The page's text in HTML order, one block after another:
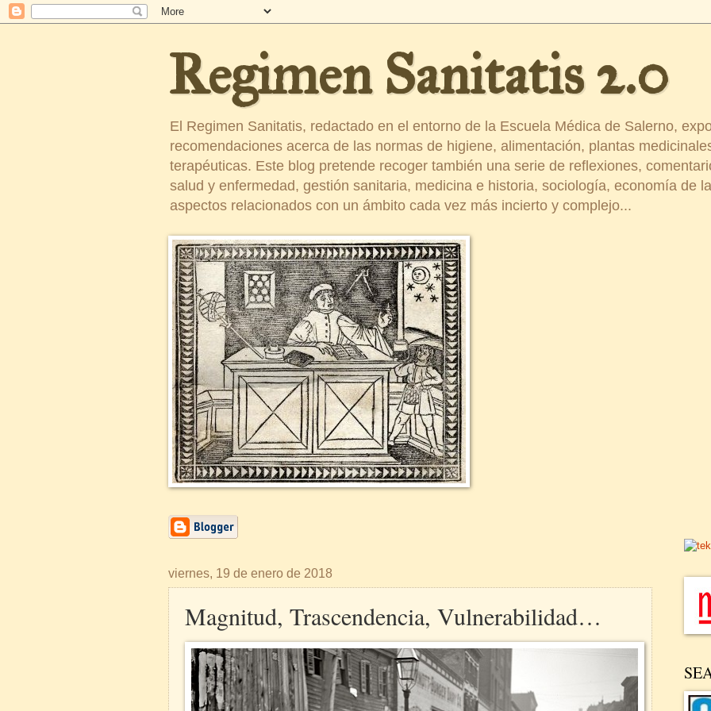
Regimen Sanitatis 2.0
El Regimen Sanitatis, redactado en el entorno de la Escuela Médica de Salerno,
recomendaciones acerca de las normas de higiene, alimentación, plantas
terapéuticas. Este blog pretende recoger también una serie de reflexiones,
salud y enfermedad, gestión sanitaria, medicina e historia, sociología, economía de
aspectos relacionados con un ámbito cada vez más incierto y complejo...
viernes, 19 de enero de 2018
Magnitud, Trascendencia, Vulnerabilidad…